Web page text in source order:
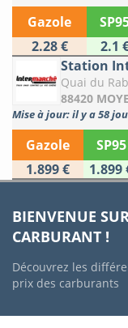
Gazole
2.28 €
2.1
Station
Quai du
88420
Mise à jour: il y a 58
Gazole SP95
1.899 €
1.899
BIENVENUE
CARBURANT !
Découvrez les
prix des carburants